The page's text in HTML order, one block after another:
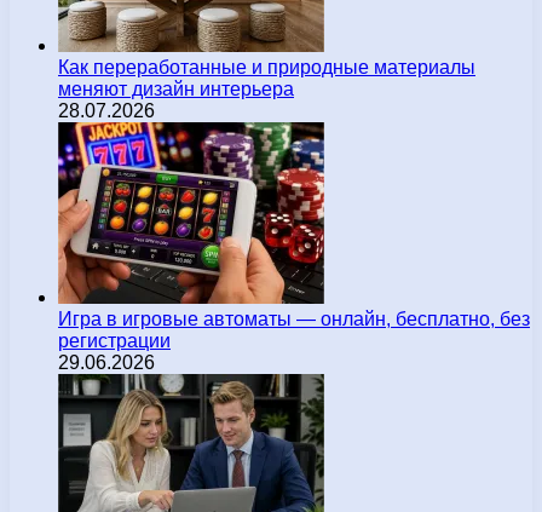
Как переработанные и природные материалы
меняют дизайн интерьера
28.07.2026
Игра в игровые автоматы — онлайн, бесплатно, без
регистрации
29.06.2026